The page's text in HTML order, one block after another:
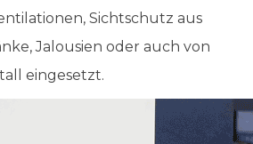
Sichtschutz aus
Jalousien oder auch von
eingesetzt.